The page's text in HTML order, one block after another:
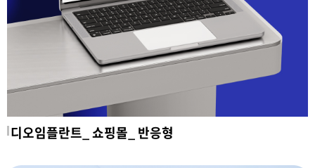
디오임플란트_ 쇼핑몰_ 반응형